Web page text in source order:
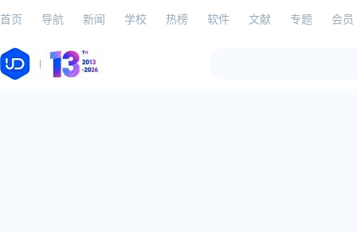
首页 导航 新闻 学校 热榜 软件 文献 专题 会员